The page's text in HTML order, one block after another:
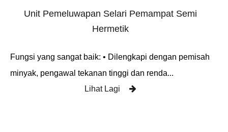
Unit Pemeluwapan Selari Pemampat Semi
Hermetik
Fungsi yang sangat baik: • Dilengkapi dengan pemisah
minyak, pengawal tekanan tinggi dan renda...
Lihat Lagi